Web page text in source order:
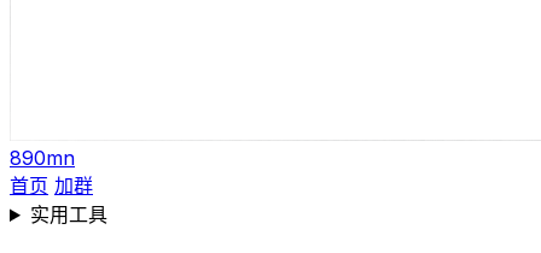
890mn
首页 加群
实用工具